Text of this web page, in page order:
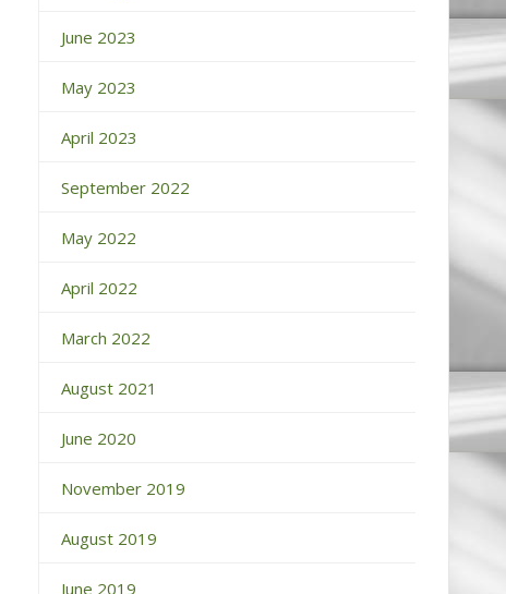
June 2023
May 2023
April 2023
September 2022
May 2022
April 2022
March 2022
August 2021
June 2020
November 2019
August 2019
June 2019